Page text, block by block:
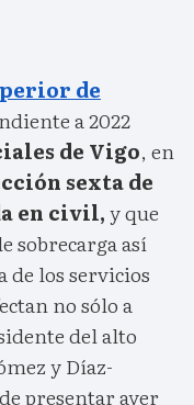
de
a 2022
de Vigo, en
sexta de
en civil,y que
sobrecarga así
los servicios
no sólo a
del alto
y Díaz-
presentar ayer